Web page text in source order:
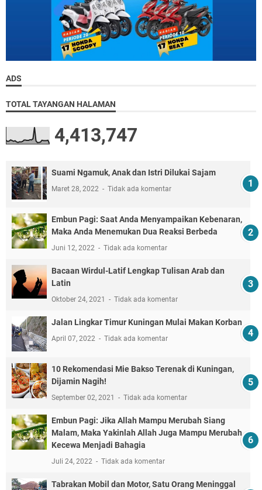
ADS
TOTAL TAYANGAN HALAMAN
4,413,747
Suami Ngamuk, Anak dan Istri Dilukai Sajam
Maret 28, 2022 Tidak ada komentar
Embun Pagi: Saat Anda Menyampaikan Kebenaran,
Maka Anda Menemukan Dua Reaksi Berbeda
Juni 12, 2022 Tidak ada komentar
Bacaan Wirdul-Latif Lengkap Tulisan Arab dan
Latin
Oktober 24, 2021 Tidak ada komentar
Jalan Lingkar Timur Kuningan Mulai Makan Korban
April 07, 2022 Tidak ada komentar
10 Rekomendasi Mie Bakso Terenak di Kuningan,
Dijamin Nagih!
September 02, 2021 Tidak ada komentar
Embun Pagi: Jika Allah Mampu Merubah Siang
Malam, Maka Yakinlah Allah Juga Mampu Merubah
Kecewa Menjadi Bahagia
Juli 24, 2022 Tidak ada komentar
Tabrakan Mobil dan Motor, Satu Orang Meninggal